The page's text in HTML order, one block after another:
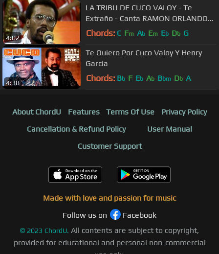
4:02
LA TRIBU DE CUCO VALOY - Te
Extraño - Canta RAMON ORLANDO
(80's)
Chords: C Fm Ab Em Eb Db G
4:38
Te Quiero Por Cuco Valoy Y Henry
Garcia
Chords: Bb F Eb Ab Bbm Db A
About ChordU Features Terms Of Use
Privacy Policy
Cancellation & Refund Policy
User Manual
Customer Support
Made with love and passion for music
Follow us on
Facebook
© 2023 ChordU. All contents are subject to copyright,
provided for educational and personal non-commercial